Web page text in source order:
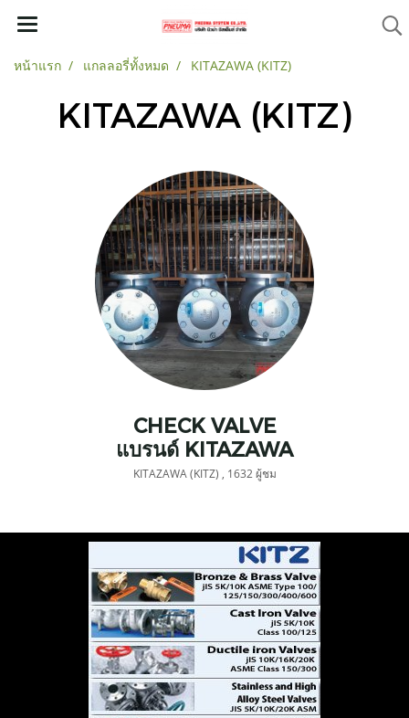
หน้าแรก แกลลอรี่ทั้งหมด KITAZAWA (KITZ)
KITAZAWA (KITZ)
CHECK VALVE
แบรนด์ KITAZAWA
(KITZ)
KITAZAWA (KITZ) , 1632 ผู้ชม